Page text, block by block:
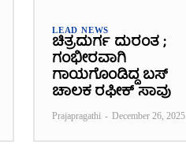
LEAD NEWS
ಚಿತ್ರದುರ್ಗ ದುರಂತ ;
ಗಂಭೀರವಾಗಿ
ಗಾಯಗೊಂಡಿದ್ದ ಬಸ್‌
ಚಾಲಕ ರಫೀಕ್‌ ಸಾವು
Prajapragathi - December 26, 2025